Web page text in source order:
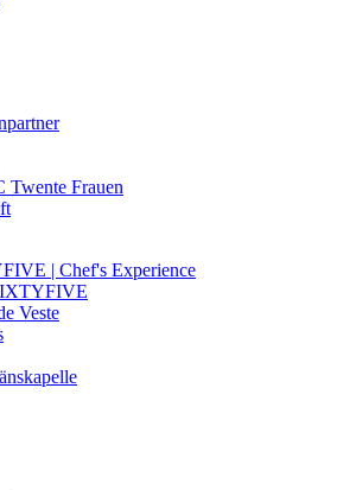
Twente Frauen
| Chef's Experience
Veste